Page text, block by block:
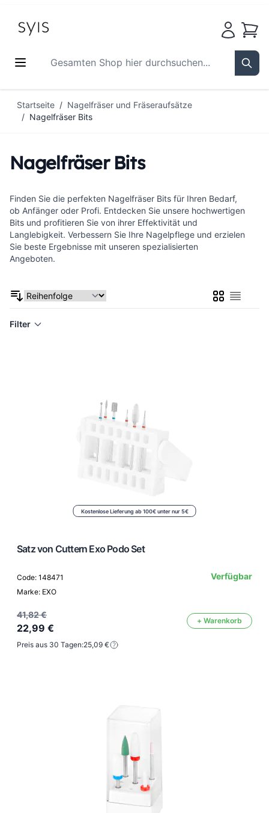
Gesamten Shop hier durchsuchen...
Startseite / Nagelfräser und Fräseraufsätze
/ Nagelfräser Bits
Nagelfräser Bits
Finden Sie die perfekten Nagelfräser Bits für Ihren Bedarf,
ob Anfänger oder Profi. Entdecken Sie unsere hochwertigen
Bits und profitieren Sie von ihrer Effektivität und
Langlebigkeit. Verbessern Sie Ihre Nagelpflege und erzielen
Sie beste Ergebnisse mit unseren spezialisierten
Angeboten.
ListeListe
Filter
Kostenlose Lieferung ab 100€ unter nur 5€
Satz von Cuttern Exo Podo Set
Code: 148471
Marke: EXO
Verfügbar
41,82 €
22,99 €
+ Warenkorb
Preis aus 30 Tagen:25,09 €